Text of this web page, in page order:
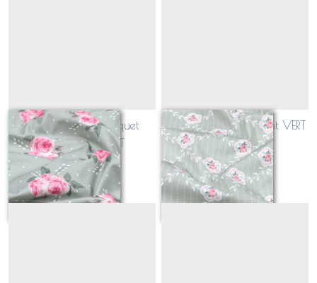
PATCHWORK bouquet
romantique VERT
Sur demande
PATCHWORK diamant VERT
Sur demande